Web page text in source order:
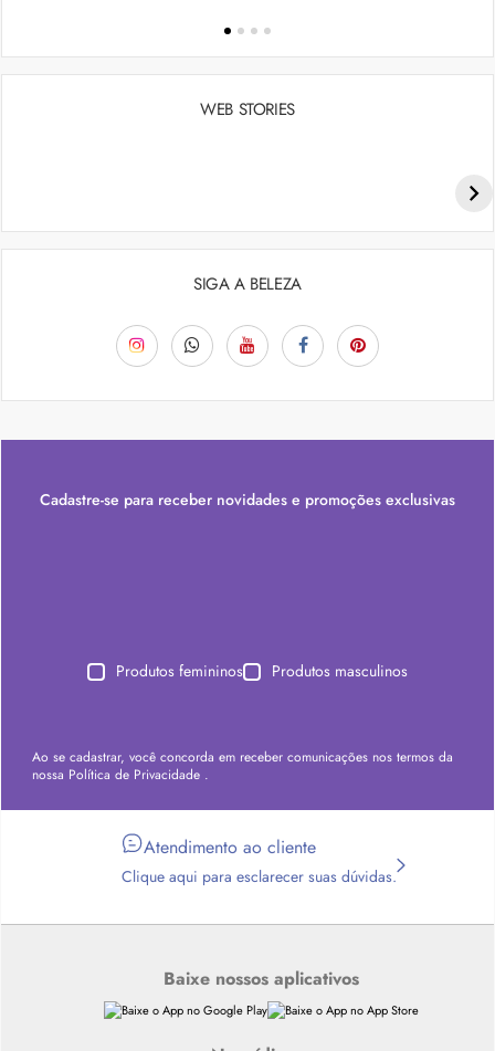
WEB STORIES
SIGA A BELEZA
Cadastre-se para receber novidades e promoções exclusivas
Produtos femininos Produtos masculinos
Ao se cadastrar, você concorda em receber comunicações nos termos da
nossa Política de Privacidade .
Atendimento ao cliente
Clique aqui para esclarecer suas dúvidas.
Baixe nossos aplicativos